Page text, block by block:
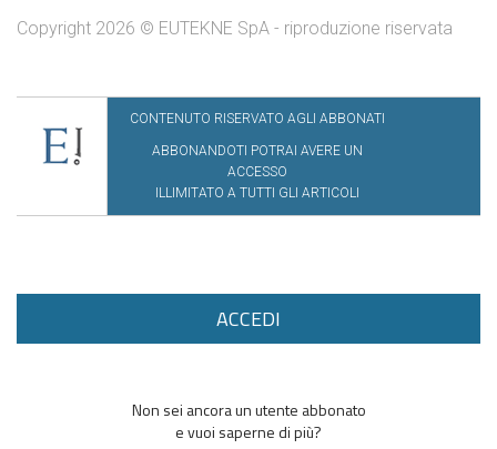
Copyright 2026 © EUTEKNE SpA - riproduzione riservata
CONTENUTO RISERVATO AGLI ABBONATI
ABBONANDOTI POTRAI AVERE UN
ACCESSO
ILLIMITATO A TUTTI GLI ARTICOLI
ACCEDI
Non sei ancora un utente abbonato
e vuoi saperne di più?